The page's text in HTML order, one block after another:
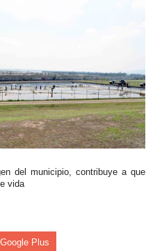
del municipio, contribuye a que
vida
Plus